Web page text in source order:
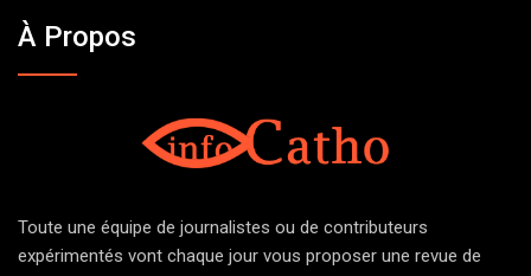
À Propos
Toute une équipe de journalistes ou de contributeurs
expérimentés vont chaque jour vous proposer une revue de